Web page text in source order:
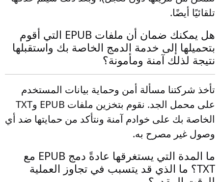
تلقائيًا أيضًا.
هل يمكنك ضمان أن ملفات EPUB التي أقوم
بتحميلها إلى خدمة الدمج الخاصة بك واستقبلها
نتيجة لذلك آمنة ومأمونة؟
تأخذ شركتنا مسألة أمن وحماية بيانات المستخدم
على محمل الجد. نقوم بتخزين ملفات EPUB وTXT
الخاصة بك على خوادم آمنة ونتأكد من حمايتها ضد أي
وصول غير مصرح به.
ما المدة التي يستغرقها عادةً دمج EPUB مع
TXT؟ ما الذي قد يتسبب في تجاوز العملية